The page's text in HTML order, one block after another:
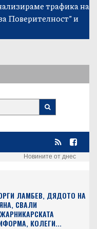
трафика на
Поверителност”и
Новините от днес
ЛАМБЕВ, ДЯДОТО НА
СВАЛИ
КОЛЕГИ...